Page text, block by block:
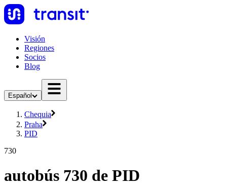
Visión
Regiones
Socios
Blog
Español
Chequia
Praha
PID
730
autobús 730 de PID